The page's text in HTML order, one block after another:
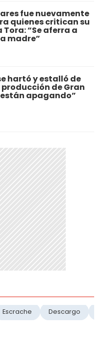
fue nuevamente
quienes critican su
Tora: “Se aferra a
madre”
hartó y estalló de
de Gran
están apagando”
Escrache Descargo